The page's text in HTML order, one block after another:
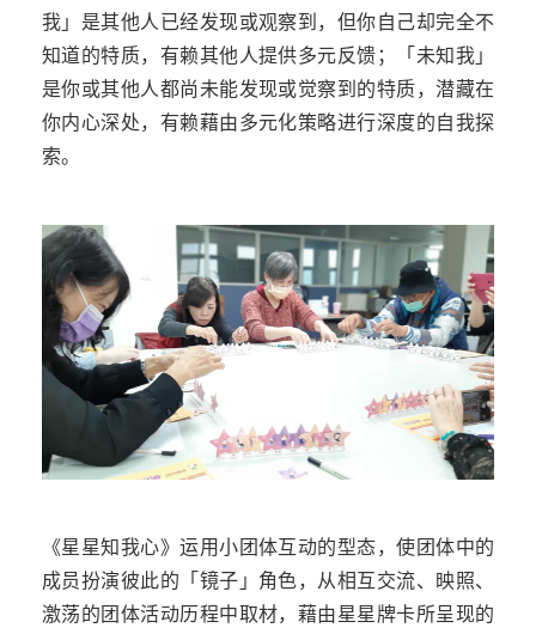
我」是其他人已经发现或观察到，但你自己却完全不
知道的特质，有赖其他人提供多元反馈；「未知我」
是你或其他人都尚未能发现或觉察到的特质，潜藏在
你内心深处，有赖藉由多元化策略进行深度的自我探
索。
《星星知我心》运用小团体互动的型态，使团体中的
成员扮演彼此的「镜子」角色，从相互交流、映照、
激荡的团体活动历程中取材，藉由星星牌卡所呈现的